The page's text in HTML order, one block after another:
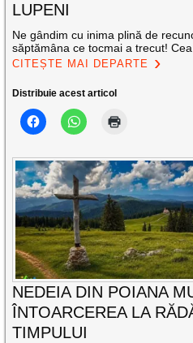
LUPENI
Ne gândim cu inima plină de
săptămâna ce tocmai a trecut!
CITEȘTE MAI DEPARTE
Distribuie acest articol
NEDEIA DIN POIANA
ÎNTOARCEREA LA
TIMPULUI